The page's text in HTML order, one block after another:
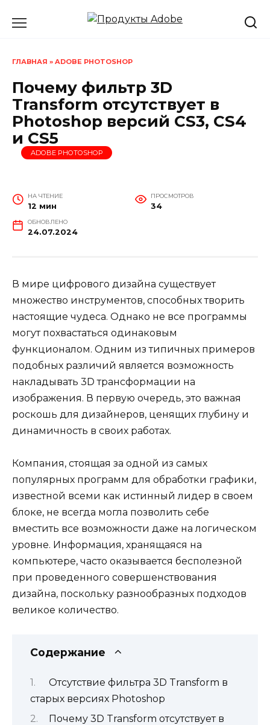
ГЛАВНАЯ » ADOBE PHOTOSHOP
Почему фильтр 3D
Transform отсутствует в
Photoshop версий CS3, CS4
и CS5
ADOBE PHOTOSHOP
НА ЧТЕНИЕ
12 мин
ПРОСМОТРОВ
34
ОБНОВЛЕНО
24.07.2024
В мире цифрового дизайна существует
множество инструментов, способных творить
настоящие чудеса. Однако не все программы
могут похвастаться одинаковым
функционалом. Одним из типичных примеров
подобных различий является возможность
накладывать 3D трансформации на
изображения. В первую очередь, это важная
роскошь для дизайнеров, ценящих глубину и
динамичность в своих работах.
Компания, стоящая за одной из самых
популярных программ для обработки графики,
известной всеми как истинный лидер в своем
блоке, не всегда могла позволить себе
вместить все возможности даже на логическом
уровне. Информация, хранящаяся на
компьютере, часто оказывается бесполезной
при проведенного совершенствования
дизайна, поскольку разнообразных подходов
великое количество.
Содержание
Отсутствие фильтра 3D Transform в
старых версиях Photoshop
Почему 3D Transform отсутствует в